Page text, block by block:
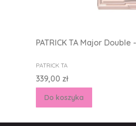
PATRICK TA Major
PRODUCENT
PATRICK TA
Cena
339,00 zł
Do koszyka